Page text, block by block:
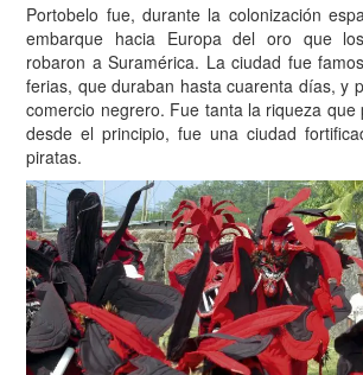
Portobelo fue, durante la colonización
embarque hacia Europa del oro que
robaron a Suramérica. La ciudad fue
ferias, que duraban hasta cuarenta días, y
comercio negrero. Fue tanta la riqueza
desde el principio, fue una ciudad
piratas.